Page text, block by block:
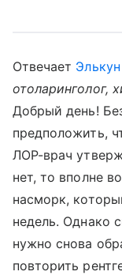
Отвечает
отоларинголог,
Добрый день!
предположить,
ЛОР-врач
нет, то вполне
насморк,
недель. Однако
нужно снова
повторить